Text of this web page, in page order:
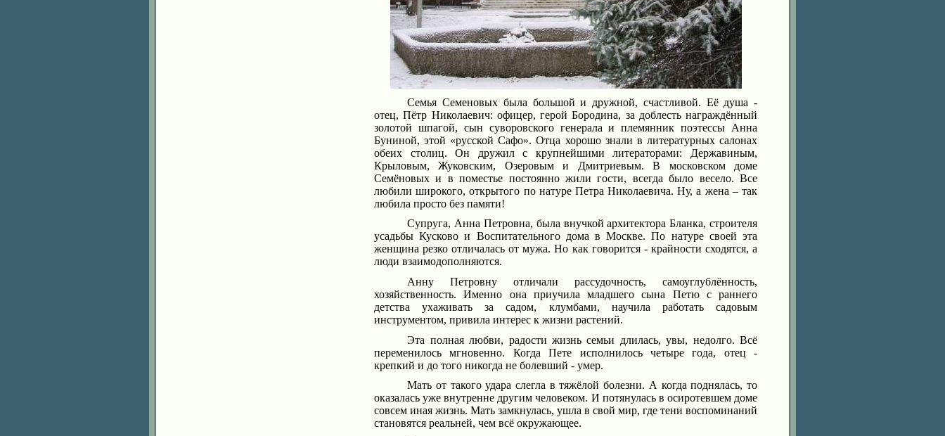
Семья Семеновых была большой и дружной, счастливой. Её душа -
отец, Пётр Николаевич: офицер, герой Бородина, за доблесть награждённый
золотой шпагой, сын суворовского генерала и племянник поэтессы Анна
Буниной, этой «русской Сафо». Отца хорошо знали в литературных салонах
обеих столиц. Он дружил с крупнейшими литераторами: Державиным,
Крыловым, Жуковским, Озеровым и Дмитриевым. В московском доме
Семёновых и в поместье постоянно жили гости, всегда было весело. Все
любили широкого, открытого по натуре Петра Николаевича. Ну, а жена – так
любила просто без памяти!
Супруга, Анна Петровна, была внучкой архитектора Бланка, строителя
усадьбы Кусково и Воспитательного дома в Москве. По натуре своей эта
женщина резко отличалась от мужа. Но как говорится - крайности сходятся, а
люди взаимодополняются.
Анну Петровну отличали рассудочность, самоуглублённость,
хозяйственность. Именно она приучила младшего сына Петю с раннего
детства ухаживать за садом, клумбами, научила работать садовым
инструментом, привила интерес к жизни растений.
Эта полная любви, радости жизнь семьи длилась, увы, недолго. Всё
переменилось мгновенно. Когда Пете исполнилось четыре года, отец -
крепкий и до того никогда не болевший - умер.
Мать от такого удара слегла в тяжёлой болезни. А когда поднялась, то
оказалась уже внутренне другим человеком. И потянулась в осиротевшем доме
совсем иная жизнь. Мать замкнулась, ушла в свой мир, где тени воспоминаний
становятся реальней, чем всё окружающее.